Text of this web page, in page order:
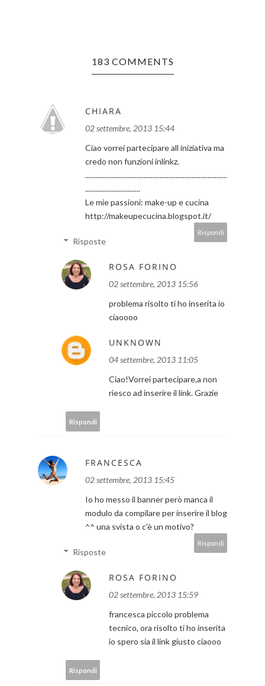
183 COMMENTS
CHIARA
02 settembre, 2013 15:44
Ciao vorrei partecipare all iniziativa ma
credo non funzioni inlinkz.
................................................................................
...............................
Le mie passioni: make-up e cucina
http://makeupecucina.blogspot.it/
Rispondi
Risposte
ROSA FORINO
02 settembre, 2013 15:56
problema risolto ti ho inserita io
ciaoooo
UNKNOWN
04 settembre, 2013 11:05
Ciao!Vorrei partecipare,a non
riesco ad inserire il link. Grazie
Rispondi
FRANCESCA
02 settembre, 2013 15:45
Io ho messo il banner però manca il
modulo da compilare per inserire il blog
^^ una svista o c'è un motivo?
Rispondi
Risposte
ROSA FORINO
02 settembre, 2013 15:59
francesca piccolo problema
tecnico, ora risolto ti ho inserita
io spero sia il link giusto ciaooo
Rispondi